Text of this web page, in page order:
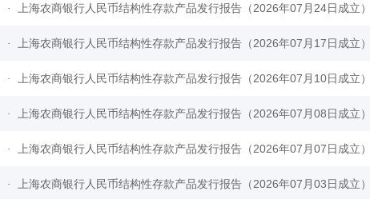
· 上海农商银行人民币结构性存款产品发行报告（2026年07月24日成立）
· 上海农商银行人民币结构性存款产品发行报告（2026年07月17日成立）
· 上海农商银行人民币结构性存款产品发行报告（2026年07月10日成立）
· 上海农商银行人民币结构性存款产品发行报告（2026年07月08日成立）
· 上海农商银行人民币结构性存款产品发行报告（2026年07月07日成立）
· 上海农商银行人民币结构性存款产品发行报告（2026年07月03日成立）